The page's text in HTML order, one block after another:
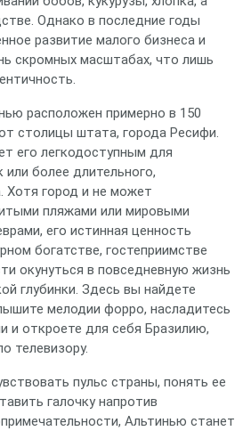
Однако в последние годы
развитие малого бизнеса и
скромных масштабах, что лишь
расположен примерно в 150
столицы штата, города Ресифи.
его легкодоступным для
более длительного,
Хотя город и не может
пляжами или мировыми
его истинная ценность
богатстве, гостеприимстве
окунуться в повседневную жизнь
глубинки. Здесь вы найдете
мелодии форро, насладитесь
и откроете для себя Бразилию,
телевизору.
пульс страны, понять ее
галочку напротив
Альтинью станет